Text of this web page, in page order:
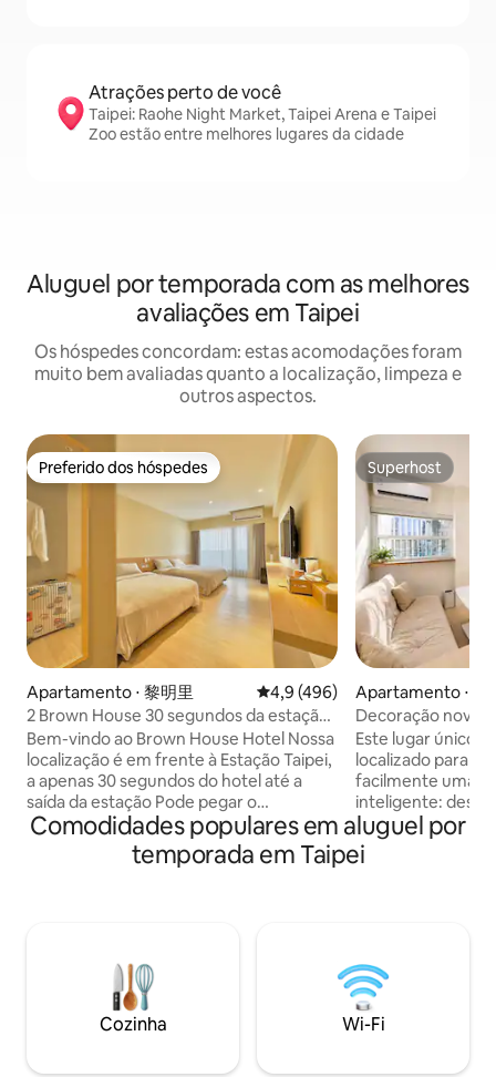
Atrações perto de você
Taipei: Raohe Night Market, Taipei Arena e Taipei
Zoo estão entre melhores lugares da cidade
Aluguel por temporada com as melhores
avaliações em Taipei
Os hóspedes concordam: estas acomodações foram
muito bem avaliadas quanto a localização, limpeza e
outros aspectos.
Preferido dos hóspedes
Preferido dos hóspedes
Apartamento ⋅ 黎明里 4,9 de uma avaliação média de
4,9 (496)
2 Brown House 30 segundos da estação
de Taipei 4 pessoas quarto Taipei
estação principal
Bem-vindo ao Brown House Hotel Nossa
localização é em frente à Estação Taipei,
a apenas 30 segundos do hotel até a
saída da estação Pode pegar o
aeroporto/expresso/trem/HSR/ônibus
Este é o centro de Taipei, o lugar mais
conveniente para transporte --- Prédio
quadrados e é estilo minimalista de
madeira Oferecemos as seguintes
comodidades e serviços [Serviços do
hotel] 🔅 Recepção 24 horas Depósito de
Superhost
Superhost
Apartamento ⋅
Decoração nova,
aconchegante,
Próximo à
com bom
privativa para
Cozinha
Ximending
Este lugar único
localizado para
facilmente
inteligente:
qualidade Porta
digital + código):
total.Seguro e
Colchão
Armário de
Sofá-cama Duplo,
polegadas,
Comodidades populares em aluguel por
temporada em Taipei
Cozinha Wi-Fi